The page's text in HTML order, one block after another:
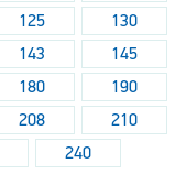
125
130
143
145
180
190
208
210
240